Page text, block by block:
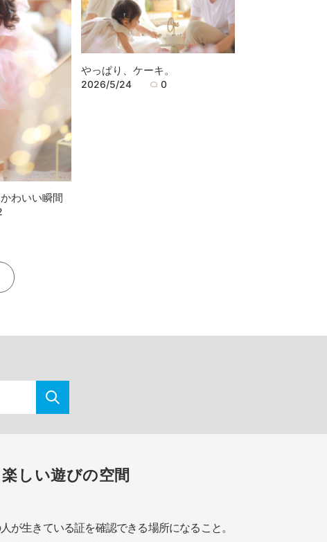
わいい瞬間
やっぱり、ケーキ。
2026/5/24 0
しい遊びの空間
が生きている証を確認できる場所になること。